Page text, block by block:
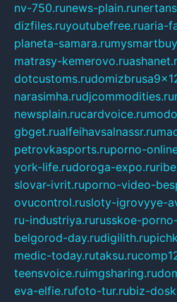
nv-750.runews-plain.ru
dizfiles.ruyoutubefree.ruaria-
planeta-samara.ru
matrasy-kemerovo.ru
dotcustoms.ru
narasimha.rudjcommodities.ru
newsplain.rucardvoice.ru
gbget.rualfeihavsalnassr.ru
petrovkasports.ruporno-
york-life.rudoroga-expo.ru
slovar-ivrit.ruporno-video-
ovucontrol.rusloty-igrovyye-
ru-industriya.rurusskoe-
belgorod-day.rudigilith.ru
medic-today.rutaksu.ru
teensvoice.ruimgsharing.ru
eva-elfie.rufoto-tur.rubiz-